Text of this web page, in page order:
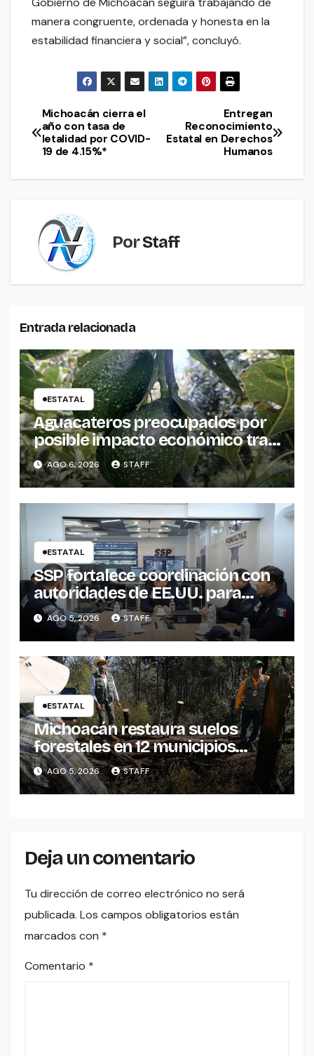
manera congruente, ordenada y honesta en la
estabilidad financiera y social”, concluyó.
Navegación
de
entradas
Entregan
Reconocimiento
Estatal en Derechos
Humanos
Michoacán cierra el
año con tasa de
letalidad por COVID-
19 de 4.15%*
PorStaff
Entrada relacionada
ESTATAL
Aguacateros preocupados por
posible impacto económico tras
alerta de Estados Unidos
AGO 6, 2026 STAFF
ESTATAL
SSP fortalece coordinación con
autoridades de EE.UU. para
reforzar seguridad en la región
aguacatera
AGO 5, 2026 STAFF
ESTATAL
Michoacán restaura suelos
forestales en 12 municipios
afectados por incendios
AGO 5, 2026 STAFF
Deja un comentario
Tu dirección de correo electrónico no será
publicada. Los campos obligatorios están
marcados con *
Comentario *